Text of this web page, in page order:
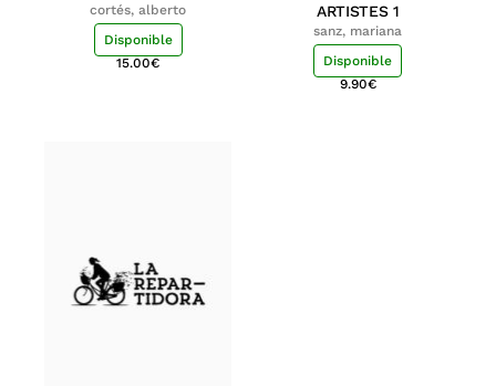
cortés, alberto
Disponible
15.00€
ARTISTES 1
sanz, mariana
Disponible
9.90€